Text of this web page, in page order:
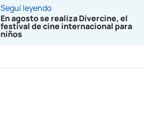
Seguí leyendo
En agosto se realiza Divercine, el
festival de cine internacional para
niños